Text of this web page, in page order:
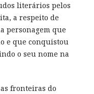
literários pelos
a respeito de
personagem que
e que conquistou
o seu nome na
fronteiras do